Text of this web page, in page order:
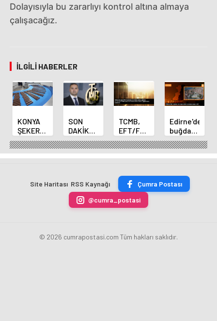
Dolayısıyla bu zararlıyı kontrol altına almaya
çalışacağız.
İLGILI HABERLER
KONYA
ŞEKER
YILLIK 7
BİN 500
TON
ÜRETİLECEK
SON
DAKİKA
HABERİ:
Yeni
Merkez
Fatih
Karahan
oldu
TCMB,
EFT/FAST
işlemleri
için
fazla
uygulamasını
kaldırdı
Edirne'de
buğday
ve arpa
ekim
sezonu
erdi
Site Haritası RSS Kaynağı
Çumra Postası
@cumra_postasi
© 2026 cumrapostasi.com Tüm hakları saklıdır.